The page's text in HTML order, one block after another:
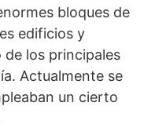
bloques de
edificios y
los principales
Actualmente se
un cierto